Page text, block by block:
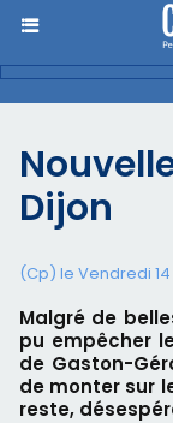
Dijon
(Cp) le Vendredi 14
Malgré de
pu empêcher
de Gaston-
de monter sur
reste,